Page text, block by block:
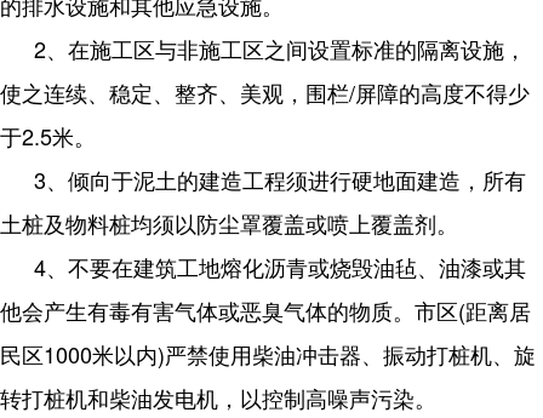
2、在施工区与非施工区之间设置标准的隔离设施，
使之连续、稳定、整齐、美观，围栏/屏障的高度不得少
于2.5米。
3、倾向于泥土的建造工程须进行硬地面建造，所有
土桩及物料桩均须以防尘罩覆盖或喷上覆盖剂。
4、不要在建筑工地熔化沥青或烧毁油毡、油漆或其
他会产生有毒有害气体或恶臭气体的物质。市区(距离居
民区1000米以内)严禁使用柴油冲击器、振动打桩机、旋
转打桩机和柴油发电机，以控制高噪声污染。